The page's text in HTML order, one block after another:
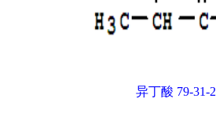
异丁酸 79-31-2